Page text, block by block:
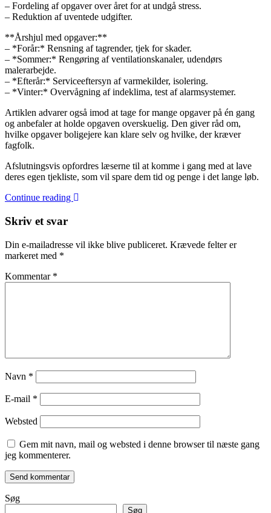
– Fordeling af opgaver over året for at undgå stress.
– Reduktion af uventede udgifter.
**Årshjul med opgaver:**
– *Forår:* Rensning af tagrender, tjek for skader.
– *Sommer:* Rengøring af ventilationskanaler, udendørs
malerarbejde.
– *Efterår:* Serviceeftersyn af varmekilder, isolering.
– *Vinter:* Overvågning af indeklima, test af alarmsystemer.
Artiklen advarer også imod at tage for mange opgaver på én gang
og anbefaler at holde opgaven overskuelig. Den giver råd om,
hvilke opgaver boligejere kan klare selv og hvilke, der kræver
fagfolk.
Afslutningsvis opfordres læserne til at komme i gang med at lave
deres egen tjekliste, som vil spare dem tid og penge i det lange løb.
Continue reading
Skriv et svar
Din e-mailadresse vil ikke blive publiceret. Krævede felter er
markeret med *
Kommentar *
Navn *
E-mail *
Websted
Gem mit navn, mail og websted i denne browser til næste gang
jeg kommenterer.
Søg
Søg